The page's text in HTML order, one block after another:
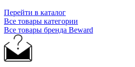
Перейти в каталог
Все товары категории
Все товары бренда Beward